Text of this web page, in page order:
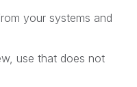
your systems and
use that does not